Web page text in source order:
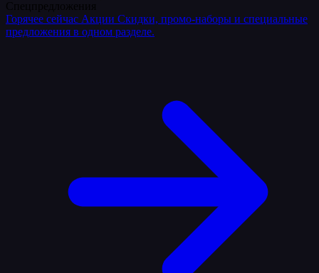
Горячее сейчас Акции Скидки, промо-наборы и специальные
предложения в одном разделе.